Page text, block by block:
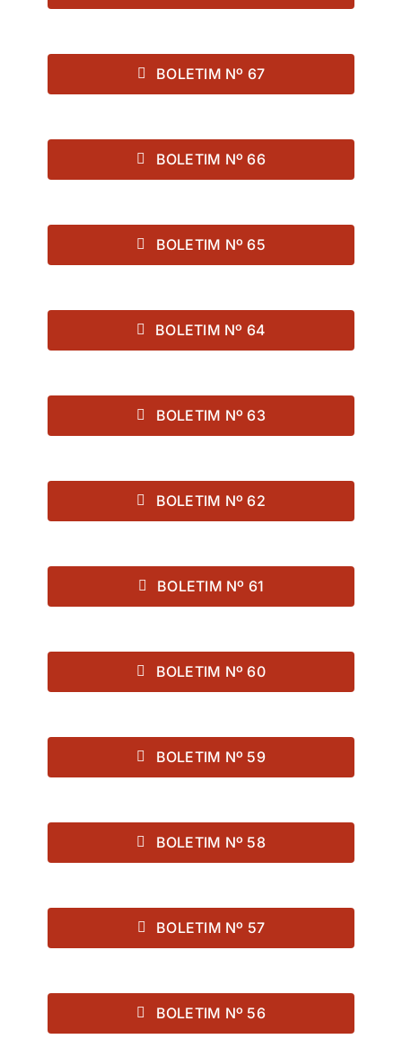
BOLETIM Nº 67
BOLETIM Nº 66
BOLETIM Nº 65
BOLETIM Nº 64
BOLETIM Nº 63
BOLETIM Nº 62
BOLETIM Nº 61
BOLETIM Nº 60
BOLETIM Nº 59
BOLETIM Nº 58
BOLETIM Nº 57
BOLETIM Nº 56